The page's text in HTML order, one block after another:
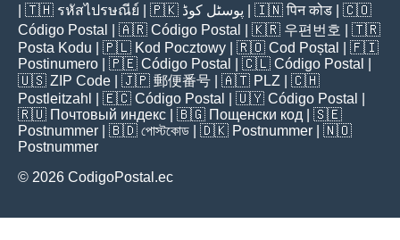
| 🇹🇭 รหัสไปรษณีย์ | 🇵🇰 پوسٹل کوڈ | 🇮🇳पिन कोड | 🇨🇴
Código Postal
| 🇦🇷 Código Postal | 🇰🇷 우편번호
| 🇹🇷
Posta Kodu | 🇵🇱 Kod Pocztowy | 🇷🇴 Cod Poștal
| 🇫🇮
Postinumero | 🇵🇪 Código Postal | 🇨🇱 Código Postal
🇺🇸 ZIP Code | 🇯🇵 郵便番号 | 🇦🇹 PLZ | 🇨🇭
Postleitzahl
| 🇪🇨 Código Postal | 🇺🇾 Código Postal
🇷🇺 Почтовый индекс | 🇧🇬 Пощенски код | 🇸🇪
Postnummer | 🇧🇩 পোস্টকোড | 🇩🇰 Postnummer | 🇳🇴
Postnummer
© 2026 CodigoPostal.ec